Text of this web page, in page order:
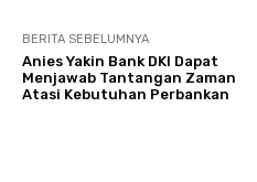
BERITA SEBELUMNYA
Anies Yakin Bank DKI Dapat
Menjawab Tantangan Zaman
Atasi Kebutuhan Perbankan